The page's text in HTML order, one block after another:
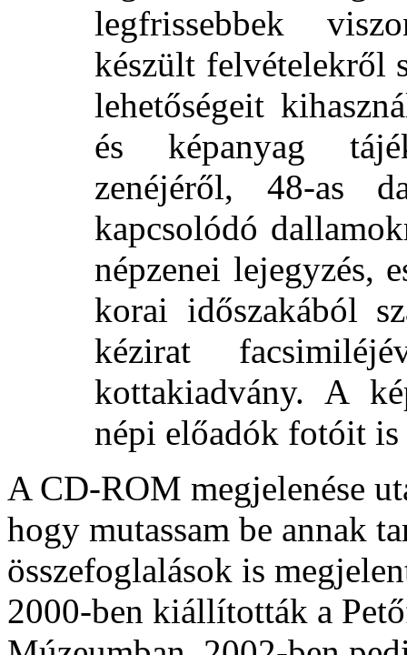
legfrissebbek
készült felvételekről
lehetőségeit
és képanyag
zenéjéről, 48-as
kapcsolódó
népzenei lejegyzés,
korai időszakából
kézirat
kottakiadvány. A
népi előadók fotóit
A CD-ROM megjelenése
hogy mutassam be annak
összefoglalások is
2000-ben kiállították a